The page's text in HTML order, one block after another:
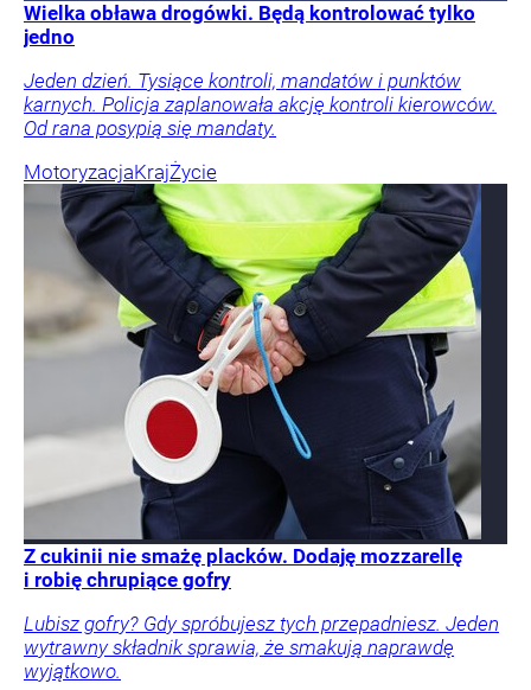
Wielka obława drogówki. Będą kontrolować tylko
jedno
Jeden dzień. Tysiące kontroli, mandatów i punktów
karnych. Policja zaplanowała akcję kontroli kierowców.
Od rana posypią się mandaty.
MotoryzacjaKrajŻycie
Z cukinii nie smażę placków. Dodaję mozzarellę
i robię chrupiące gofry
Lubisz gofry? Gdy spróbujesz tych przepadniesz. Jeden
wytrawny składnik sprawia, że smakują naprawdę
wyjątkowo.